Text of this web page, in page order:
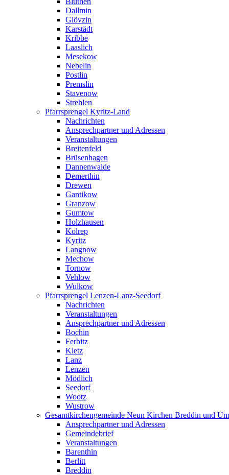
Dallmin
Glövzin
Karstädt
Kribbe
Laaslich
Mesekow
Nebelin
Postlin
Premslin
Stavenow
Strehlen
Pfarrsprengel Kyritz-Land
Nachrichten
Ansprechpartner und Adressen
Veranstaltungen
Breitenfeld
Brüsenhagen
Dannenwalde
Demerthin
Drewen
Gantikow
Granzow
Gumtow
Holzhausen
Kolrep
Kyritz
Langnow
Mechow
Tornow
Vehlow
Wulkow
Pfarrsprengel Lenzen-Lanz-Seedorf
Nachrichten
Veranstaltungen
Ansprechpartner und Adressen
Bochin
Ferbitz
Kietz
Lanz
Lenzen
Mödlich
Seedorf
Wootz
Wustrow
Gesamtkirchengemeinde Neun Kirchen Breddin und
Ansprechpartner und Adressen
Gemeindebrief
Veranstaltungen
Barenthin
Berlitt
Breddin